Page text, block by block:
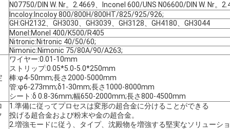
N07750/DIN W. Nr。2.4669、Inconel 600/UNS N06600/DIN W. Nr。
Incoloy:Incoloy 800/800H/800HT/825/925/926;
GH:GH2132、GH3030、GH3039、GH3128、GH4180、GH3044
Monel:Monel 400/K500/R405
Nitronic:Nitronic 40/50/60;
Nimonic:Nimonic 75/80A/90/A263;
ワイヤー:0.01-10mm
ストリップ:0.05*5.0-5.0*250mm
棒:φ4-50mm;長さ2000-5000mm
管:φ6-273mm;δ1-30mm;長さ1000-8000mm
シート:δ 0.8-36mm;幅650-2000mm;長さ800-4500mm
1.準備に従ってプロセスは変形の超合金に分けることができる
投げる超合金および粉末や金の超合金。
2.増強モードに従う、タイプ、沈殿物を増強する堅実なソリューシ